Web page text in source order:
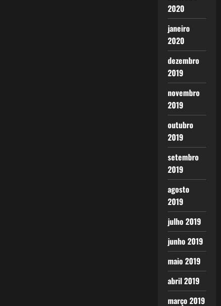
2020
janeiro
2020
dezembro
2019
novembro
2019
outubro
2019
setembro
2019
agosto
2019
julho 2019
junho 2019
maio 2019
abril 2019
março 2019